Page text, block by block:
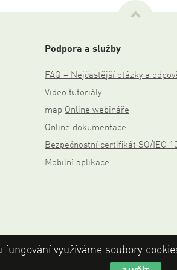
Podpora a služby
FAQ – Nejčastější otázky a
Video tutoriály
map Online webináře
Online dokumentace
Bezpečnostní certifikát SO/IEC
Mobilní aplikace
Nahoru
využíváme soubory